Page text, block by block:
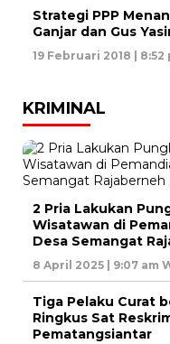
Strategi PPP
Ganjar dan Gus
19 Februari 2018 | 8:52
KRIMINAL
2 Pria Lakukan
Wisatawan di
Desa Semangat
8 April 2025 | 9:07 am
Tiga Pelaku Curat
Ringkus Sat
Pematangsiantar